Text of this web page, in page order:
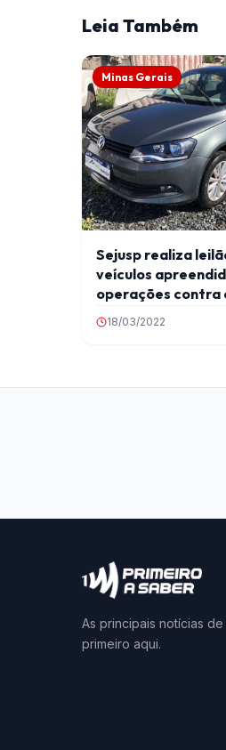
Leia Também
Minas Gerais
Sejusp realiza
veículos
operações contra
de drogas
18/03/2022
As principais notícias
primeiro aqui.